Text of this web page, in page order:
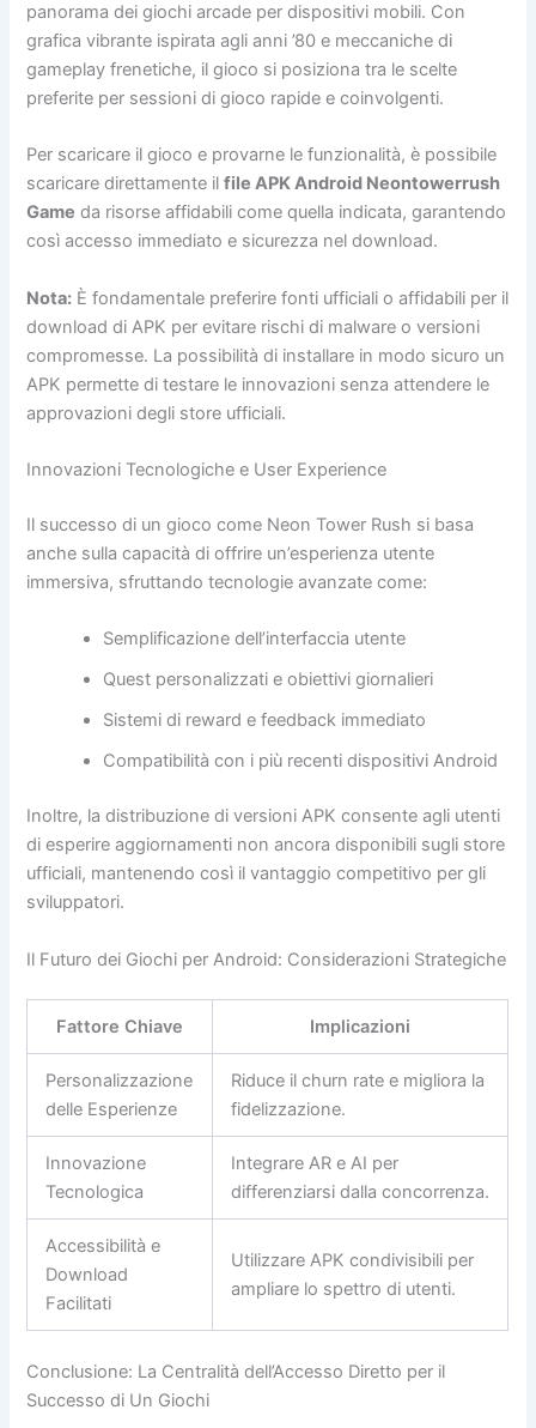
panorama dei giochi arcade per dispositivi mobili. Con
grafica vibrante ispirata agli anni ’80 e meccaniche di
gameplay frenetiche, il gioco si posiziona tra le scelte
preferite per sessioni di gioco rapide e coinvolgenti.
Per scaricare il gioco e provarne le funzionalità, è possibile
scaricare direttamente ilfile APK Android Neontowerrush
Game da risorse affidabili come quella indicata, garantendo
così accesso immediato e sicurezza nel download.
Nota: È fondamentale preferire fonti ufficiali o affidabili per il
download di APK per evitare rischi di malware o versioni
compromesse. La possibilità di installare in modo sicuro un
APK permette di testare le innovazioni senza attendere le
approvazioni degli store ufficiali.
Innovazioni Tecnologiche e User Experience
Il successo di un gioco come Neon Tower Rush si basa
anche sulla capacità di offrire un’esperienza utente
immersiva, sfruttando tecnologie avanzate come:
Semplificazione dell’interfaccia utente
Quest personalizzati e obiettivi giornalieri
Sistemi di reward e feedback immediato
Compatibilità con i più recenti dispositivi Android
Inoltre, la distribuzione di versioni APK consente agli utenti
di esperire aggiornamenti non ancora disponibili sugli store
ufficiali, mantenendo così il vantaggio competitivo per gli
sviluppatori.
Il Futuro dei Giochi per Android: Considerazioni Strategiche
Fattore Chiave Implicazioni
Personalizzazione
delle Esperienze
Riduce il churn rate e migliora la
fidelizzazione.
Innovazione
Tecnologica
Integrare AR e AI per
differenziarsi dalla concorrenza.
Accessibilità e
Download
Facilitati
Utilizzare APK condivisibili per
ampliare lo spettro di utenti.
Conclusione: La Centralità dell’Accesso Diretto per il
Successo di Un Giochi